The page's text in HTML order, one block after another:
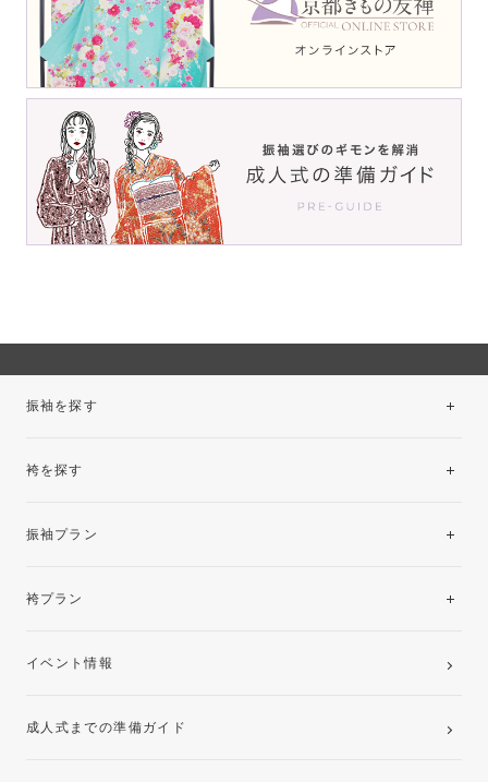
振袖を探す
袴を探す
振袖プラン
レンタルプラン
袴プラン
卒業袴レンタルプラン
イベント情報
成人式までの準備ガイド